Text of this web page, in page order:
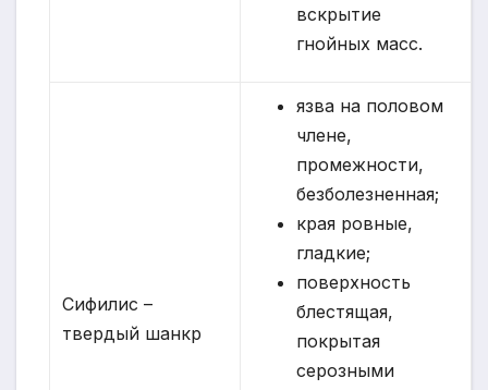
вскрытие
гнойных масс.
Сифилис –
твердый шанкр
язва на половом
члене,
промежности,
безболезненная;
края ровные,
гладкие;
поверхность
блестящая,
покрытая
серозными